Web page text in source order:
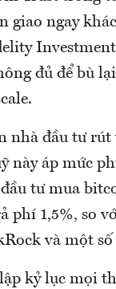
giao ngay
đủ để bù
nhà đầu tư
này áp mức
tư mua
phí 1,5%, so
và một
kỷ lục mọi